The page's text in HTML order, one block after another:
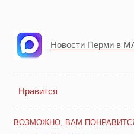
Новости Перми в
Нравится
ВОЗМОЖНО, ВАМ